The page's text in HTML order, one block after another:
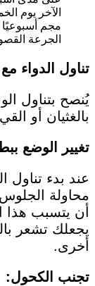
مجم أسبوعيًا
الجرعة القصوى 3 مجم
تناول الدواء
يُنصح بتناول
بالغثيان أو
تغيير الوضع
عند بدء تناول
محاولة
أن يتسبب
يجعلك تشعر
أخرى.
تجنب الكحول: